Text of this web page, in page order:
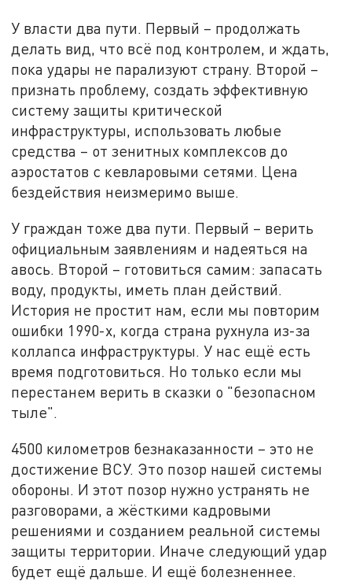
У власти два пути. Первый – продолжать
делать вид, что всё под контролем, и ждать,
пока удары не парализуют страну. Второй –
признать проблему, создать эффективную
систему защиты критической
инфраструктуры, использовать любые
средства – от зенитных комплексов до
аэростатов с кевларовыми сетями. Цена
бездействия неизмеримо выше.
У граждан тоже два пути. Первый – верить
официальным заявлениям и надеяться на
авось. Второй – готовиться самим: запасать
воду, продукты, иметь план действий.
История не простит нам, если мы повторим
ошибки 1990-х, когда страна рухнула из-за
коллапса инфраструктуры. У нас ещё есть
время подготовиться. Но только если мы
перестанем верить в сказки о "безопасном
тыле".
4500 километров безнаказанности – это не
достижение ВСУ. Это позор нашей системы
обороны. И этот позор нужно устранять не
разговорами, а жёсткими кадровыми
решениями и созданием реальной системы
защиты территории. Иначе следующий удар
будет ещё дальше. И ещё болезненнее.